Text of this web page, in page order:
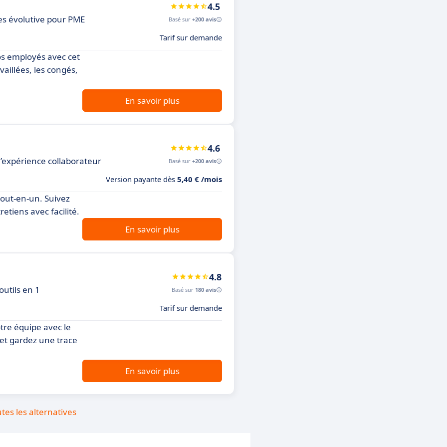
évolutive pour PME
4.5
Basé sur +200 avis
Tarif sur demande
employés avec cet
les congés,
En savoir plus
collaborateur
4.6
Basé sur +200 avis
Version payante dès 5,40 € /mois
en-un. Suivez
avec facilité.
En savoir plus
en 1
4.8
Basé sur 180 avis
Tarif sur demande
équipe avec le
gardez une trace
En savoir plus
les alternatives